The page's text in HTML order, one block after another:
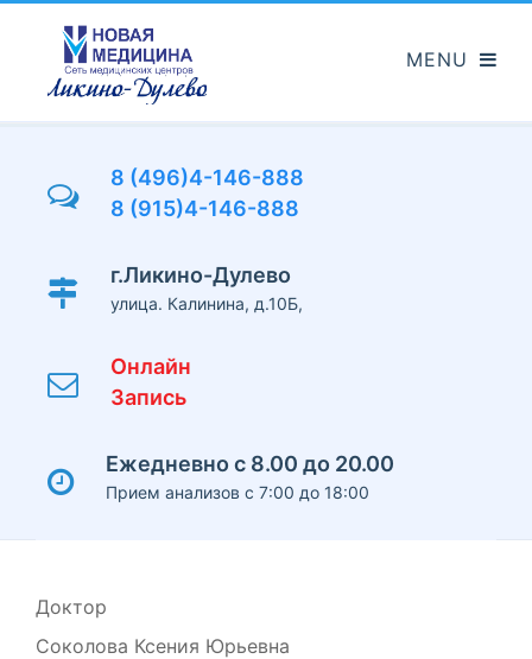
основному
содержанию
8 (496)4-146-888
8 (915)4-146-888
г.Ликино-Дулево
улица. Калинина, д.10Б,
Онлайн
Запись
Ежедневно с 8.00 до 20.00
Прием анализов с 7:00 до 18:00
Доктор
Соколова Ксения Юрьевна